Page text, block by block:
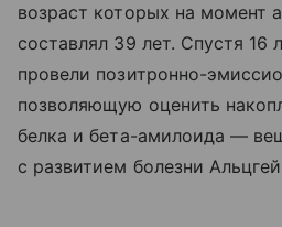
возраст которых на момент
составлял 39 лет. Спустя 16
провели позитронно-
позволяющую оценить
белка и бета-амилоида —
с развитием болезни